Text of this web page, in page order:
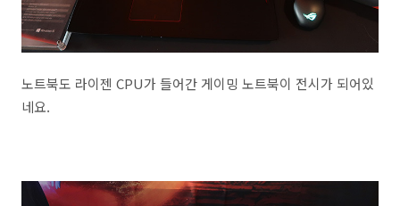
노트북도 라이젠 CPU가 들어간 게이밍 노트북이 전시가 되어있
네요.